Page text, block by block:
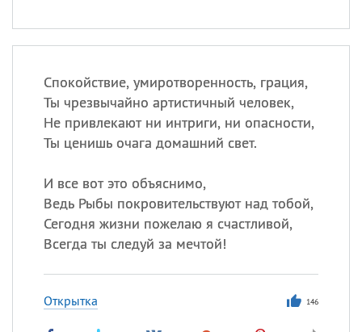
Спокойствие, умиротворенность, грация,
Ты чрезвычайно артистичный человек,
Не привлекают ни интриги, ни опасности,
Ты ценишь очага домашний свет.
И все вот это объяснимо,
Ведь Рыбы покровительствуют над тобой,
Сегодня жизни пожелаю я счастливой,
Всегда ты следуй за мечтой!
Открытка 146